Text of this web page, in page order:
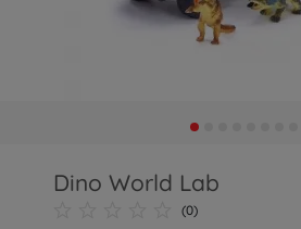
Dino World Lab
(0)